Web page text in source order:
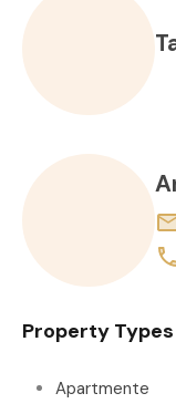
Property Types
Apartmente